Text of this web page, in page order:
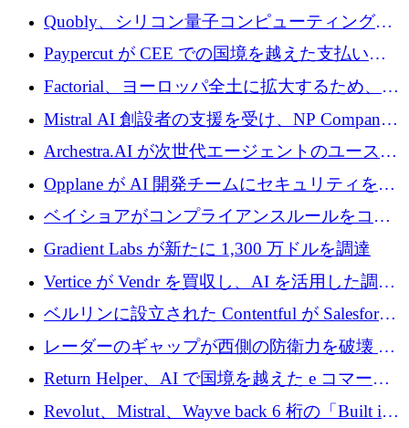
Xavier Niel が支援する共同 AI 受信箱を立ち上
げる
Quobly、シリコン量子コンピューティングの
商用化のためにシリーズ A で 1 億 1,500 万ユ
ーロを調達
Paypercut が CEE での国境を越えた支払いを
拡大するために 500 万ユーロを確保
Factorial、ヨーロッパ全土に拡大するため、25
億ドルの評価額で1億5,000万ドルのシリーズD
Mistral AI 創設者の支援を受け、NP Company
がエンジニアリング向け AI を推進するために
600 万ユーロのプレシードを確保
Archestra.AI が次世代エージェントのユースケ
ースを実現するために 1,000 万ドルを調達
Opplane が AI 開発チームにセキュリティをも
たらすために 450 万ユーロを調達
ベイショアがコンプライアンスルールをコー
ド化するために800万ドルを調達
Gradient Labs が新たに 1,300 万ドルを調達
Vertice が Vendr を買収し、AI を活用した調達
インテリジェンス プラットフォームを構築
ベルリンに設立された Contentful が Salesforce
に買収される
レーダーのギャップが西側の防衛力を破壊 —
そしてベルリンのチップスタートアップがそ
れを埋める
Return Helper、AI で国境を越えた e コマース
の返品を利益に変えるシリーズ A で 400 万ド
Revolut、Mistral、Wayve back 6 桁の「Built in